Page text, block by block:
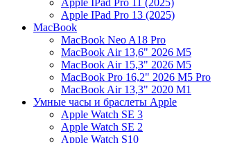
Apple IPad Pro 11 (2025)
Apple IPad Pro 13 (2025)
MacBook
MacBook Neo A18 Pro
MacBook Air 13,6" 2026 M5
MacBook Air 15,3" 2026 M5
MacBook Pro 16,2" 2026 M5 Pro
MacBook Air 13,3" 2020 M1
Умные часы и браслеты Apple
Apple Watch SE 3
Apple Watch SE 2
Apple Watch S10